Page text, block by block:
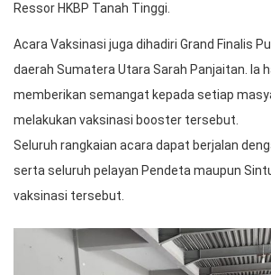
Ressor HKBP Tanah Tinggi.
Acara Vaksinasi juga dihadiri Grand Finalis
daerah Sumatera Utara Sarah Panjaitan. Ia
memberikan semangat kepada setiap
melakukan vaksinasi booster tersebut.
Seluruh rangkaian acara dapat berjalan
serta seluruh pelayan Pendeta maupun
vaksinasi tersebut.